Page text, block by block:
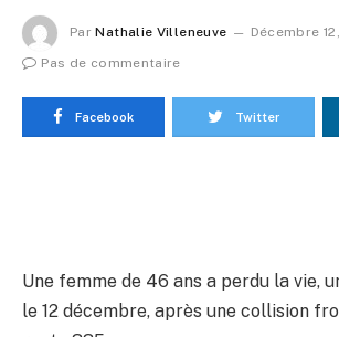
Par Nathalie Villeneuve
Décembre 12,
Pas de commentaire
Facebook Twitter
Une femme de 46 ans a perdu la vie,
le 12 décembre, après une collision